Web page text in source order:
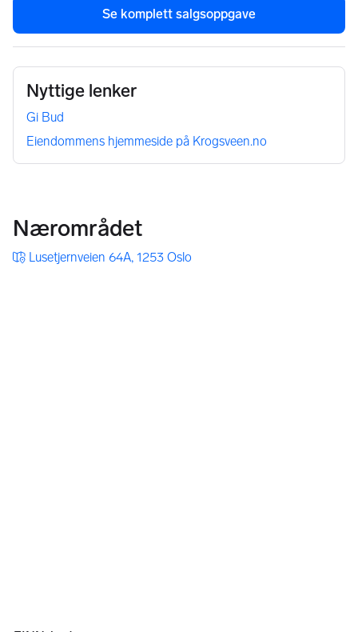
Se komplett salgsoppgave
Nyttige lenker
Gi Bud
Eiendommens hjemmeside på Krogsveen.no
Nærområdet
Lusetjernveien 64A, 1253 Oslo